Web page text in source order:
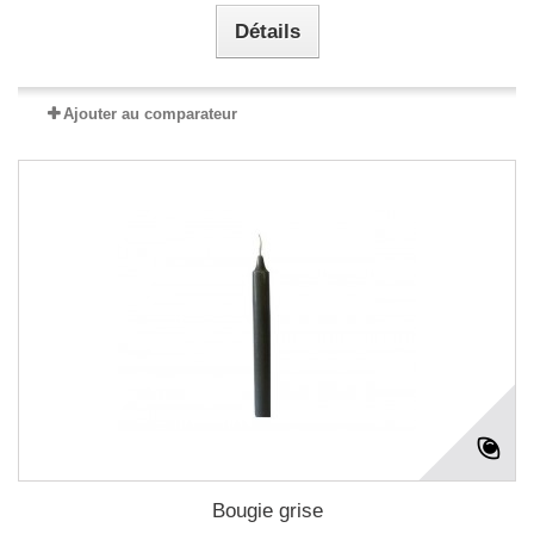
Détails
Ajouter au comparateur
Bougie grise